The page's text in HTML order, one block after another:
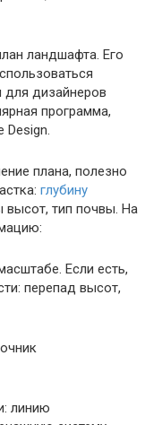
ландшафта. Его
дизайнеров
программа,
Design.
плана, полезно
глубину
высот, тип почвы. На
Если есть,
перепад высот,
линию